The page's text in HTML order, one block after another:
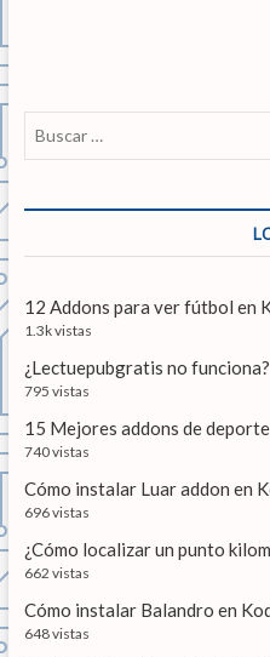
c
i
ó
n
e
e
n
t
r
a
d
a
s
e
i
r
i
u
e
t
:
12 Addons para ver fútbol en
1.3k vistas
¿Lectuepubgratis no
795 vistas
15 Mejores addons de
740 vistas
Cómo instalar Luar addon en
696 vistas
¿Cómo localizar un punto
662 vistas
Cómo instalar Balandro en
648 vistas